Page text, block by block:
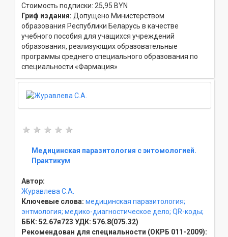
Стоимость подписки: 25,95 BYN
Гриф издания: Допущено Министерством
образования Республики Беларусь в качестве
учебного пособия для учащихся учреждений
образования, реализующих образовательные
программы среднего специального образования по
специальности «Фармация»
Медицинская паразитология с энтомологией.
Практикум
Автор:
Журавлева С.А.
Ключевые слова: медицинская паразитология;
энтмология; медико-диагностическое дело; QR-коды;
ББК: 52.67я723 УДК: 576.8(075.32)
Рекомендован для специальности (ОКРБ 011-2009):